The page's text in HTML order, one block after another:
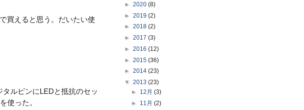
買えると思う。だいたい使
ルピンにLEDと抵抗のセッ
使った。
► 2020 (8)
► 2019 (2)
► 2018 (2)
► 2017 (3)
► 2016 (12)
► 2015 (36)
► 2014 (23)
▼ 2013 (23)
► 12月(3)
► 11月(2)